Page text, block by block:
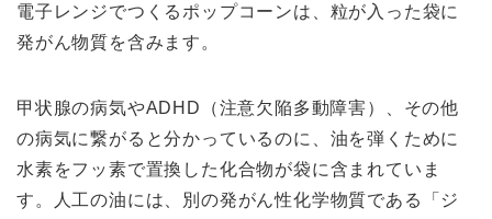
電子レンジでつくるポップコーンは、粒が入った袋に
発がん物質を含みます。
甲状腺の病気やADHD（注意欠陥多動障害）、その他
の病気に繋がると分かっているのに、油を弾くために
水素をフッ素で置換した化合物が袋に含まれていま
す。人工の油には、別の発がん性化学物質である「ジ